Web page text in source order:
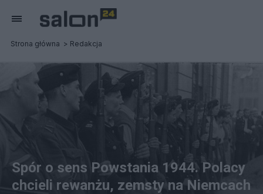
Strona główna Redakcja
Spór o sens Powstania 1944. Polacy
chcieli rewanżu, zemsty na Niemcach